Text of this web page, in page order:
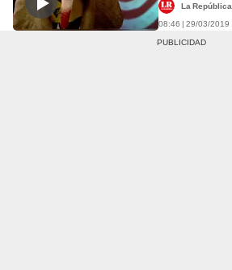
La República
08:46 | 29/03/2019